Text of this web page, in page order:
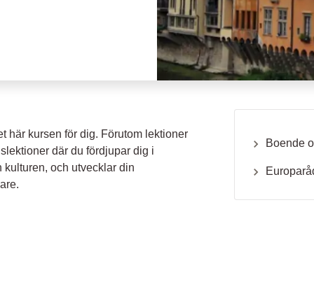
här kursen för dig. Förutom lektioner
där du fördjupar dig i
och utvecklar din
Boende